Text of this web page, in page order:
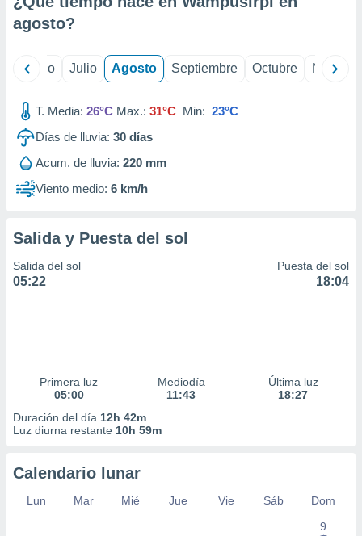
e
publicidad
publicidad
de
agosto?
Junio Julio Agosto Septiembre Octubre
T. Media: 26°C Max.: 31°C Min: 23°C
Días de lluvia: 30 días
Acum. de lluvia: 220 mm
Viento medio: 6 km/h
Salida y Puesta del sol
Salida del sol
05:22
Puesta del sol
18:04
Primera luz
05:00
Mediodía
11:43
Última luz
18:27
Duración del día 12h 42m
Luz diurna restante 10h 59m
Calendario lunar
Lun Mar Mié Jue Vie Sáb
Dom
9